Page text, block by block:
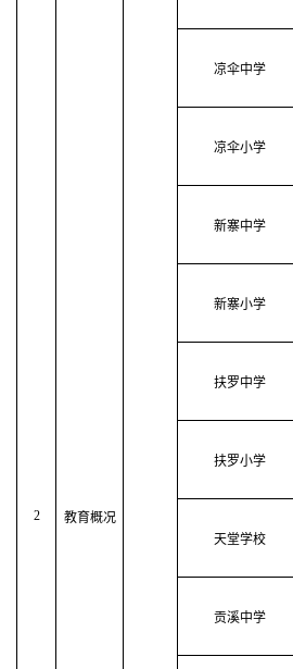
2 教育概况
凉伞中学
凉伞小学
新寨中学
新寨小学
扶罗中学
扶罗小学
天堂学校
贡溪中学